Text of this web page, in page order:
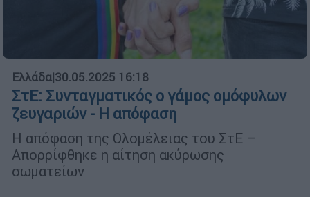
Ελλάδα|30.05.2025 16:18
ΣτΕ: Συνταγματικός ο γάμος ομόφυλων
ζευγαριών - Η απόφαση
Η απόφαση της Ολομέλειας του ΣτΕ –
Απορρίφθηκε η αίτηση ακύρωσης
σωματείων